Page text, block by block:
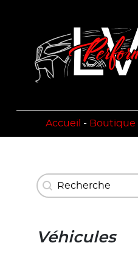
Accueil - Boutique
Recherche
Rechercher
Véhicules